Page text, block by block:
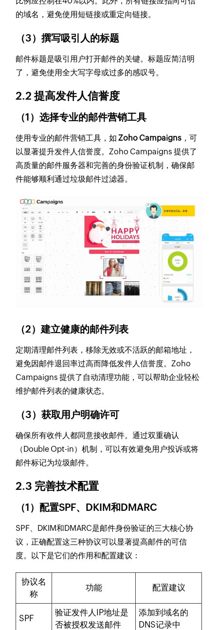
的域名，避免使用短链接或重定向链接。
（3）撰写吸引人的标题
邮件标题是吸引用户打开邮件的关键。标题应简洁明
了，避免使用全大写字母或过多的感叹号。
2.2 提高发件人信誉度
（1）选择专业的邮件营销工具
使用专业的邮件营销工具，如Zoho Campaigns ，可
以显著提升发件人信誉度。Zoho Campaigns 提供了
高质量的邮件服务器和完善的身份验证机制，确保邮
件能够顺利通过垃圾邮件过滤器。
（2）建立健康的邮件列表
定期清理邮件列表，移除无效或不活跃的邮箱地址，
避免因邮件退回率过高而降低发件人信誉度。Zoho
Campaigns 提供了自动清理功能，可以帮助企业轻松
维护邮件列表的健康状态。
（3）获取用户明确许可
确保所有收件人都同意接收邮件。通过双重确认
（Double Opt-in）机制，可以有效避免用户投诉或将
邮件标记为垃圾邮件。
2.3 完善技术配置
（1）配置SPF、DKIM和DMARC
SPF、DKIM和DMARC是邮件身份验证的三大核心协
议，正确配置这三种协议可以显著提高邮件的可信
度。以下是它们的作用和配置建议：
协议名
称
功能 配置建议
SPF
验证发件人IP地址是
否被授权发送邮件
添加到域名的
DNS记录中